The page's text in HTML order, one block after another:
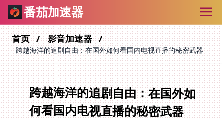
番茄加速器
首页 影音加速器
跨越海洋的追剧自由：在国外如何看国内电视直播的秘密武器
跨越海洋的追剧自由：在国外如
何看国内电视直播的秘密武器